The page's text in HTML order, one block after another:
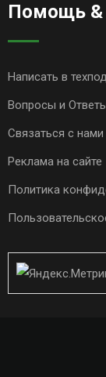
Помощь
Написать в
Вопросы и
Связаться с нами
Реклама на сайте
Политика